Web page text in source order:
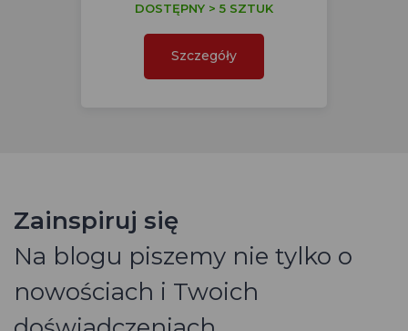
DOSTĘPNY > 5 SZTUK
Szczegóły
Zainspiruj się
Na blogu piszemy nie tylko o
nowościach i Twoich